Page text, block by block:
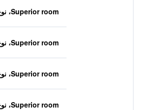
Superior room، نوع السرير غير معروف
Superior room، نوع السرير غير معروف
Superior room، نوع السرير غير معروف
Superior room، نوع السرير غير معروف